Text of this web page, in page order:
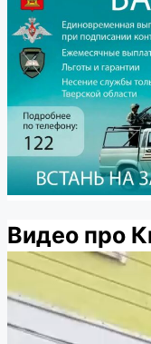
Видео про